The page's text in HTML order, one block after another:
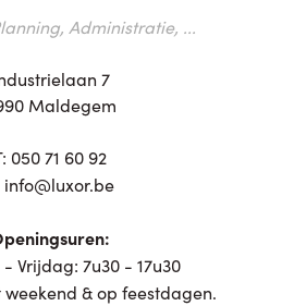
Administratie, ...
7
Maldegem
050 71 60 92
info@luxor.be
Vrijdag: 7u30 - 17u30
weekend & op feestdagen.